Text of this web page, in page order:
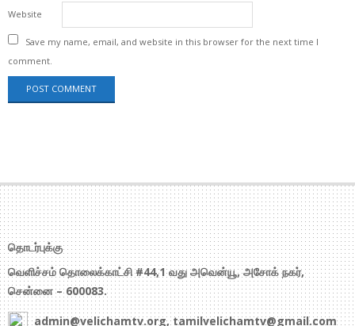
Website
Save my name, email, and website in this browser for the next time I
comment.
தொடர்புக்கு
வெளிச்சம் தொலைக்காட்சி #44,1 வது அவென்யூ, அசோக் நகர்,
சென்னை – 600083.
admin@velichamtv.org, tamilvelichamtv@gmail.com